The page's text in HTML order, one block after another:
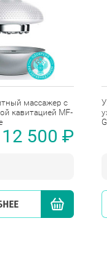
массажер с
кавитацией MF-
12 500 ₽